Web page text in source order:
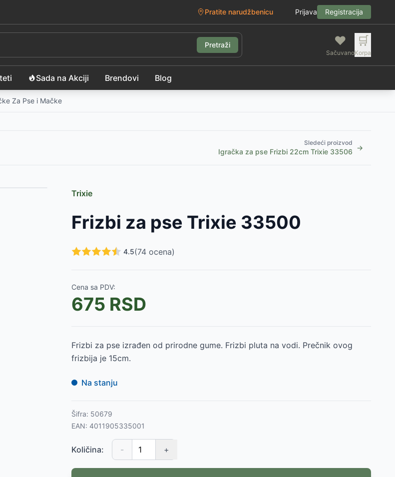
Pratite narudžbenicu Prijava Registracija
Pretraži ❤️
Sačuvano
🛒
Korpa
Sada na Akciji Brendovi Blog
Za Pse i Mačke
Sledeći proizvod
Igračka za pse Frizbi 22cm Trixie 33506 →
Trixie
Frizbi za pse Trixie 33500
4.5(74 ocena)
Cena sa PDV:
675 RSD
Frizbi za pse izrađen od prirodne gume. Frizbi pluta na vodi. Prečnik ovog
frizbija je 15cm.
Na stanju
Šifra: 50679
EAN: 4011905335001
Količina: - +